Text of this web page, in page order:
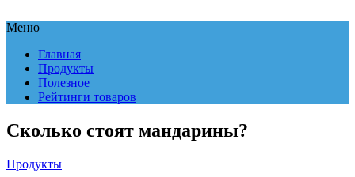
Меню
Главная
Продукты
Полезное
Рейтинги товаров
Сколько стоят мандарины?
Продукты